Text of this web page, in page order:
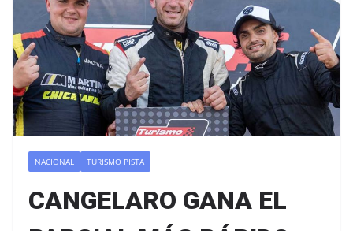
NACIONAL TURISMO PISTA
CANGELARO GANA EL